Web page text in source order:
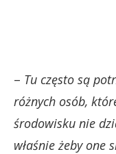
– Tu często są
różnych osób,
środowisku nie
właśnie żeby one